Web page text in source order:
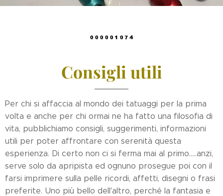
Consigli utili
Per chi si affaccia al mondo dei tatuaggi per la prima
volta e anche per chi ormai ne ha fatto una filosofia di
vita, pubblichiamo consigli, suggerimenti, informazioni
utili per poter affrontare con serenità questa
esperienza. Di certo non ci si ferma mai al primo.....anzi,
serve solo da apripista ed ognuno prosegue poi con il
farsi imprimere sulla pelle ricordi, affetti, disegni o frasi
preferite. Uno più bello dell'altro, perché la fantasia e